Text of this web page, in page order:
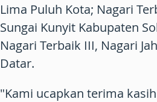
Lima Puluh Kota; Nagari
Sungai Kunyit Kabupaten
Nagari Terbaik III, Nagari
Datar.
"Kami ucapkan terima